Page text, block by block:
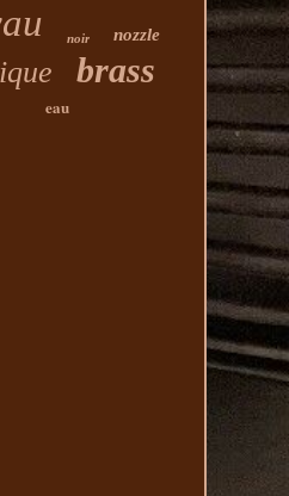
noir nozzle
brass
eau